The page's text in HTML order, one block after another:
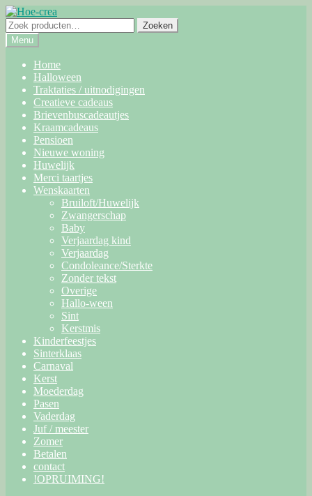
Ga
door
naar
navigatie
Ga
naar
de
inhoud
Zoeken
naar:
Zoeken
Menu
Home
Halloween
Traktaties / uitnodigingen
Creatieve cadeaus
Brievenbuscadeautjes
Kraamcadeaus
Pensioen
Nieuwe woning
Huwelijk
Merci taartjes
Wenskaarten
Bruiloft/Huwelijk
Zwangerschap
Baby
Verjaardag kind
Verjaardag
Condoleance/Sterkte
Zonder tekst
Overige
Hallo-ween
Sint
Kerstmis
Kinderfeestjes
Sinterklaas
Carnaval
Kerst
Moederdag
Pasen
Vaderdag
Juf / meester
Zomer
Betalen
contact
!OPRUIMING!